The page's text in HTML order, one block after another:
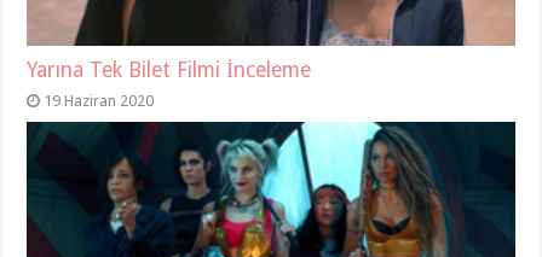
Yarına Tek Bilet Filmi İnceleme
19 Haziran 2020